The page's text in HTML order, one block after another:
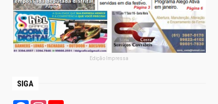
Edição Impressa
SIGA